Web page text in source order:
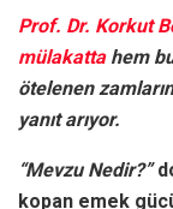
Prof. Dr. Korkut
mülakattahem
ötelenen
yanıt arıyor.
“Mevzu Nedir?”
kopan emek